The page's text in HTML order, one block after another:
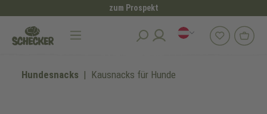
zum Prospekt
Hundesnacks Kausnacks für Hunde